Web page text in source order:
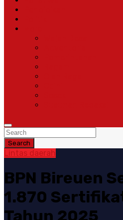
Search
Lintas daerah
BPN Bireuen
1.870